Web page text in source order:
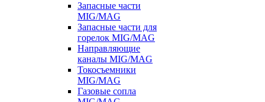
Запасные части
MIG/MAG
Запасные части для
горелок MIG/MAG
Направляющие
каналы MIG/MAG
Токосъемники
MIG/MAG
Газовые сопла